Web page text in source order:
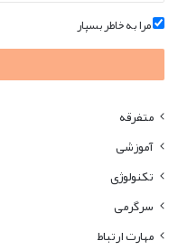
مرا به خاطر بسپار
متفرقه
آموزشی
تکنولوژی
سرگرمی
مهارت ارتباط